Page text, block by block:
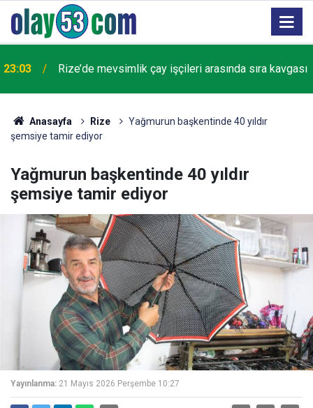
23:03 Rize’de mevsimlik çay işçileri arasında sıra kavgası
Anasayfa Rize
Yağmurun başkentinde 40 yıldır
şemsiye tamir ediyor
Yağmurun başkentinde 40 yıldır
şemsiye tamir ediyor
Yayınlanma: 21 Mayıs 2026 Perşembe 10:27